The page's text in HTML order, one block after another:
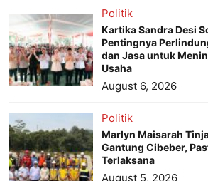
Politik
Kartika Sandra Desi
Pentingnya
dan Jasa untuk
Usaha
August 6, 2026
Politik
Marlyn Maisarah
Gantung Cibeber,
Terlaksana
August 5, 2026